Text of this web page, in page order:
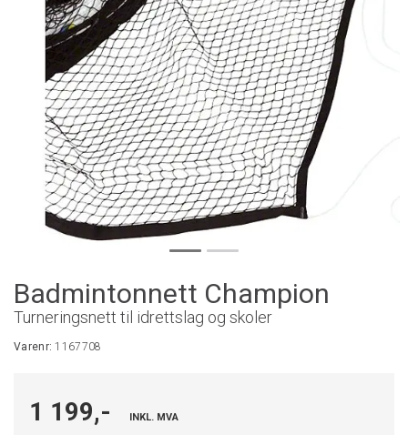
Badmintonnett Champion
Turneringsnett til idrettslag og skoler
Varenr:1167708
1 199,- INKL. MVA